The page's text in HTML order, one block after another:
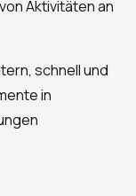
Aktivitäten an
schnell und
in